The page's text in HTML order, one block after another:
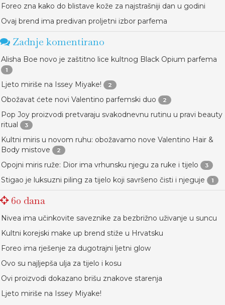
Foreo zna kako do blistave kože za najstrašniji dan u godini
Ovaj brend ima predivan proljetni izbor parfema
Zadnje komentirano
Alisha Boe novo je zaštitno lice kultnog Black Opium parfema
1
Ljeto miriše na Issey Miyake! 2
Obožavat ćete novi Valentino parfemski duo 2
Pop Joy proizvodi pretvaraju svakodnevnu rutinu u pravi beauty
ritual
3
Kultni miris u novom ruhu: obožavamo nove Valentino Hair &
Body mistove
2
Opojni miris ruže: Dior ima vrhunsku njegu za ruke i tijelo 3
Stigao je luksuzni piling za tijelo koji savršeno čisti i njeguje 1
60 dana
Nivea ima učinkovite saveznike za bezbrižno uživanje u suncu
Kultni korejski make up brend stiže u Hrvatsku
Foreo ima rješenje za dugotrajni ljetni glow
Ovo su najljepša ulja za tijelo i kosu
Ovi proizvodi dokazano brišu znakove starenja
Ljeto miriše na Issey Miyake!